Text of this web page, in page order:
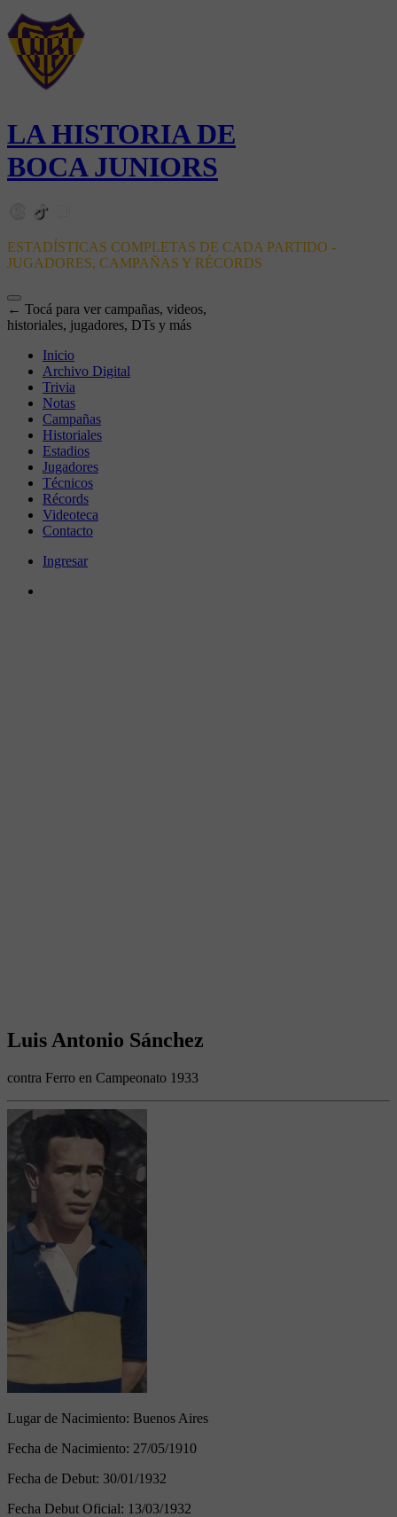
LA HISTORIA DE
BOCA JUNIORS
ESTADÍSTICAS COMPLETAS DE CADA PARTIDO -
JUGADORES, CAMPAÑAS Y RÉCORDS
← Tocá para ver campañas, videos,
historiales, jugadores, DTs y más
Inicio
Archivo Digital
Trivia
Notas
Campañas
Historiales
Estadios
Jugadores
Técnicos
Récords
Videoteca
Contacto
Ingresar
Luis Antonio Sánchez
contra Ferro en Campeonato 1933
Lugar de Nacimiento: Buenos Aires
Fecha de Nacimiento: 27/05/1910
Fecha de Debut: 30/01/1932
Fecha Debut Oficial: 13/03/1932